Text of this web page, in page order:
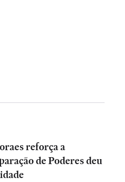
reforça a
de Poderes deu